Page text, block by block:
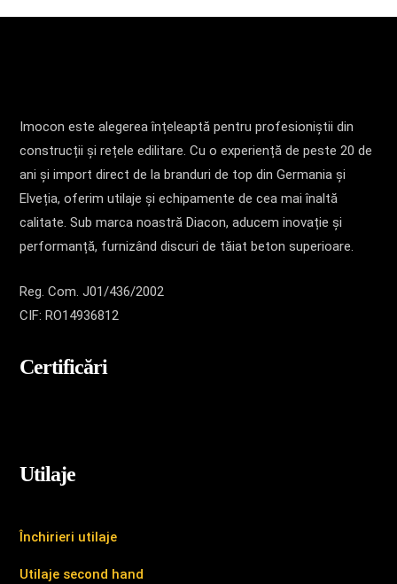
Imocon este alegerea înțeleaptă pentru profesioniștii din
construcții și rețele edilitare. Cu o experiență de peste 20 de
ani și import direct de la branduri de top din Germania și
Elveția, oferim utilaje și echipamente de cea mai înaltă
calitate. Sub marca noastră Diacon, aducem inovație și
performanță, furnizând discuri de tăiat beton superioare.
Reg. Com. J01/436/2002
CIF: RO14936812
Certificări
Utilaje
Închirieri utilaje
Utilaje second hand